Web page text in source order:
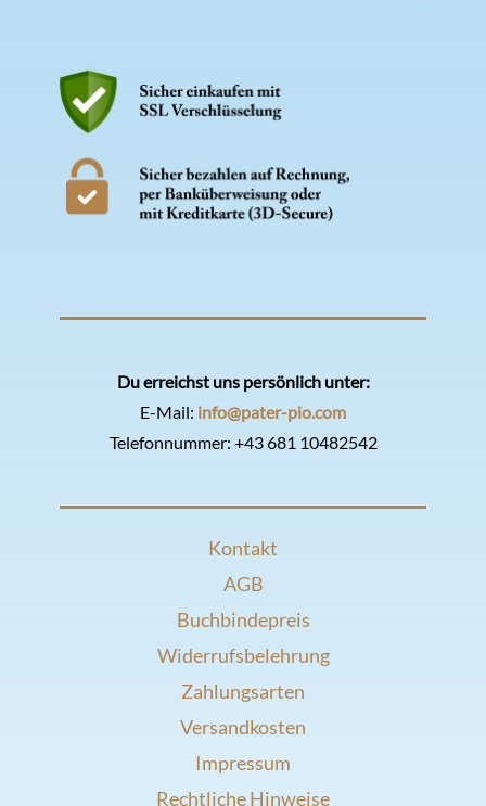
Du erreichst uns persönlich unter:
E-Mail: info@pater-pio.com
Telefonnummer: +43 681 10482542
Kontakt
AGB
Buchbindepreis
Widerrufsbelehrung
Zahlungsarten
Versandkosten
Impressum
Rechtliche Hinweise